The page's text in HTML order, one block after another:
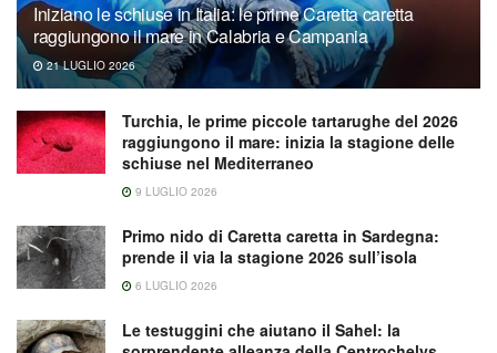
Iniziano le schiuse in Italia: le prime Caretta caretta
raggiungono il mare in Calabria e Campania
21 LUGLIO 2026
Turchia, le prime piccole tartarughe del 2026
raggiungono il mare: inizia la stagione delle
schiuse nel Mediterraneo
9 LUGLIO 2026
Primo nido di Caretta caretta in Sardegna:
prende il via la stagione 2026 sull’isola
6 LUGLIO 2026
Le testuggini che aiutano il Sahel: la